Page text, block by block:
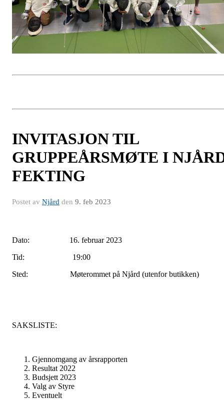
INVITASJON TIL
GRUPPEÅRSMØTE I
FEKTING
Postet av Njård den 9. feb 2023
Dato: 16. februar 2023
Tid: 19:00
Sted: Møterommet på Njård (utenfor butikken)
SAKSLISTE:
Gjennomgang av årsrapporten
Resultat 2022
Budsjett 2023
Valg av Styre
Eventuelt